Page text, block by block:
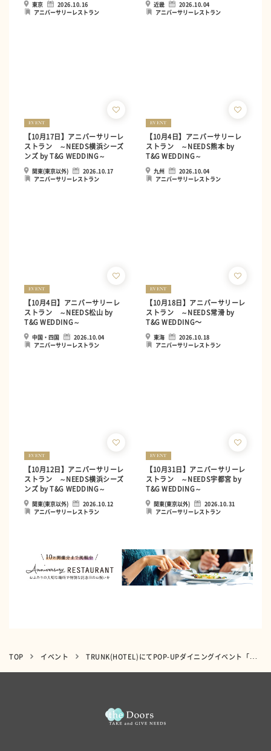
東京
2026.10.16
アニバーサリーレストラン
近畿
2026.10.04
アニバーサリーレストラン
EVENT
【10月17日】アニバーサリーレ
ストラン ～NEEDS横浜シーズ
ンズ by T&G WEDDING～
関東(東京以外)
2026.10.17
アニバーサリーレストラン
EVENT
【10月4日】アニバーサリーレ
ストラン ～NEEDS熊本 by
T&G WEDDING～
九州
2026.10.04
アニバーサリーレストラン
EVENT
【10月4日】アニバーサリーレ
ストラン ～NEEDS松山 by
T&G WEDDING～
中国・四国
2026.10.04
アニバーサリーレストラン
EVENT
【10月18日】アニバーサリーレ
ストラン ～NEEDS常滑 by
T&G WEDDING〜
東海
2026.10.18
アニバーサリーレストラン
EVENT
【10月12日】アニバーサリーレ
ストラン ～NEEDS横浜シーズ
ンズ by T&G WEDDING～
関東(東京以外)
2026.10.12
アニバーサリーレストラン
EVENT
【10月31日】アニバーサリーレ
ストラン ～NEEDS宇都宮 by
T&G WEDDING～
関東(東京以外)
2026.10.31
アニバーサリーレストラン
TOP イベント TRUNK(HOTEL)にてPOP-UPダイニングイベント「( ) -untitled- vol.6」を開催